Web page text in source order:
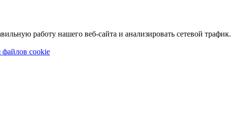
работу нашего веб-сайта и анализировать сетевой трафик.
файлов cookie